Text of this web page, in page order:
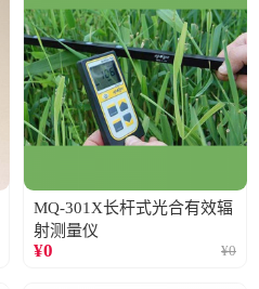
MQ-301X长杆式光合有效辐
射测量仪
¥0 ¥0